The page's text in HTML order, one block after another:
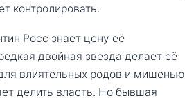
контролировать.
Росс знает цену её
двойная звезда делает её
влиятельных родов и мишенью
делить власть. Но бывшая